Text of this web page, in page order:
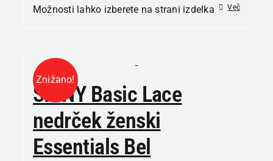
Možnosti lahko izberete na strani izdelka
Več
Znižano!
SKINY Basic Lace
nedrček ženski
Essentials Bel